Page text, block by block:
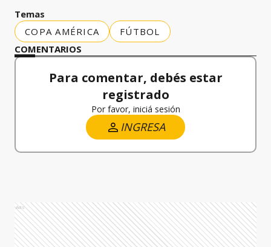
Temas
COPA AMÉRICA
FÚTBOL
COMENTARIOS
Para comentar, debés estar
registrado
Por favor, iniciá sesión
INGRESA
Ads